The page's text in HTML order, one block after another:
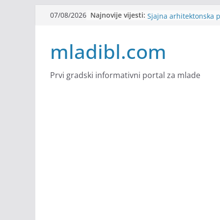
07/08/2026 Najnovije vijesti: Alter Ego zapošljava
Veranda zapošljava
mladibl.com
Prvi gradski informativni portal za mlade